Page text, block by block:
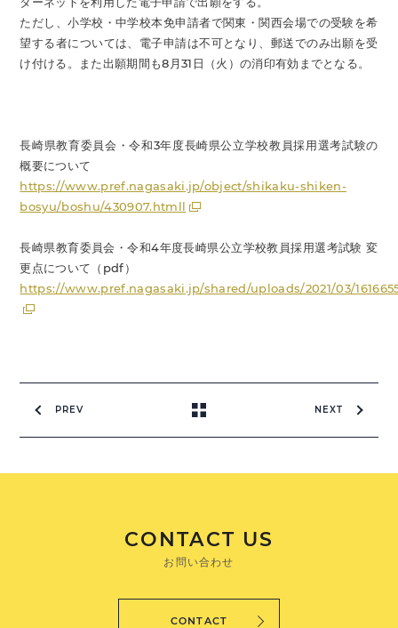
ただし、小学校・中学校本免申請者で関東・関西会場での受験を希
望する者については、電子申請は不可となり、郵送でのみ出願を受
け付ける。また出願期間も8月31日（火）の消印有効までとなる。
長崎県教育委員会・令和3年度長崎県公立学校教員採用選考試験の
概要について
https://www.pref.nagasaki.jp/object/shikaku-shiken-
bosyu/boshu/430907.htmll
長崎県教育委員会・令和4年度長崎県公立学校教員採用選考試験 変
更点について（pdf）
https://www.pref.nagasaki.jp/shared/uploads/2021/03/
PREV NEXT
CONTACT US
お問い合わせ
CONTACT